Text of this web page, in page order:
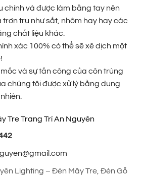
chính và được làm bằng tay nên
trơn tru như sắt, nhôm hay hay các
chất liệu khác.
xác 100% có thể sẽ xê dịch một
và sự tấn công của côn trùng
chúng tôi được xử lý bằng dung
Tre Trang Trí An Nguyên
Lighting – Đèn Mây Tre, Đèn Gỗ